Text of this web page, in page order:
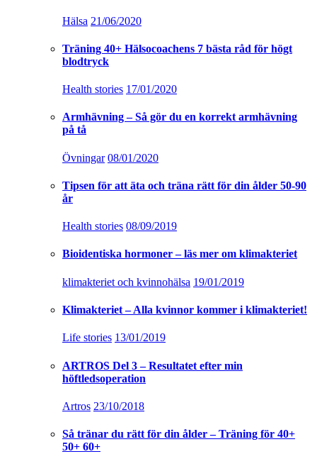
Hälsa 21/06/2020
Träning 40+ Hälsocoachens 7 bästa råd för högt
blodtryck
Health stories 17/01/2020
Armhävning – Så gör du en korrekt armhävning
på tå
Övningar 08/01/2020
Tipsen för att äta och träna rätt för din ålder 50-90
år
Health stories 08/09/2019
Bioidentiska hormoner – läs mer om klimakteriet
klimakteriet och kvinnohälsa 19/01/2019
Klimakteriet – Alla kvinnor kommer i klimakteriet!
Life stories 13/01/2019
ARTROS Del 3 – Resultatet efter min
höftledsoperation
Artros 23/10/2018
Så tränar du rätt för din ålder – Träning för 40+
50+ 60+